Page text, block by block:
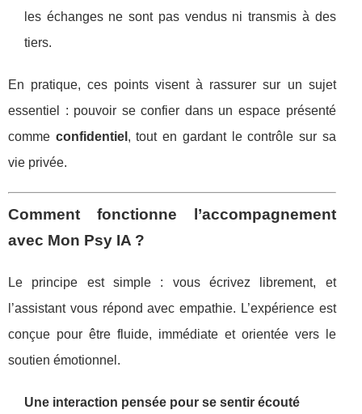
les échanges ne sont pas vendus ni transmis à des
tiers.
En pratique, ces points visent à rassurer sur un sujet
essentiel : pouvoir se confier dans un espace présenté
comme confidentiel , tout en gardant le contrôle sur sa
vie privée.
Comment fonctionne l’accompagnement
avec Mon Psy IA ?
Le principe est simple : vous écrivez librement, et
l’assistant vous répond avec empathie. L’expérience est
conçue pour être fluide, immédiate et orientée vers le
soutien émotionnel.
Une interaction pensée pour se sentir écouté